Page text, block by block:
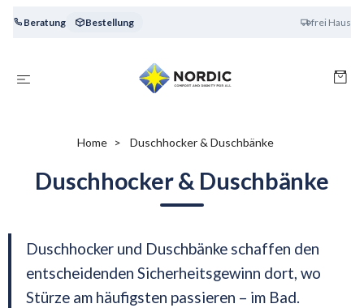
Beratung frei Haus
Bestellung
Home Duschhocker & Duschbänke
Duschhocker & Duschbänke
Duschhocker und Duschbänke schaffen den
entscheidenden Sicherheitsgewinn dort, wo
Stürze am häufigsten passieren – im Bad.